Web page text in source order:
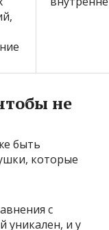
не
быть
которые
с
и у